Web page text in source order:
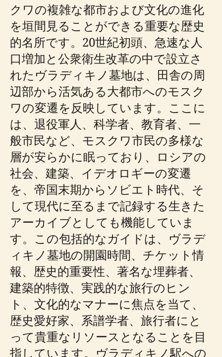
クワの複雑な都市および文化の進化
を垣間見ることができる重要な歴史
的名所です。20世紀初頭、急速な人
口増加と公衆衛生改革の中で設立さ
れたヴラディキノ墓地は、田舎の周
辺部から活気ある大都市へのモスク
ワの変遷を反映しています。ここに
は、退役軍人、科学者、教育者、一
般市民など、モスクワ市民の多様な
層が安らかに眠っており、ロシアの
社会、建築、イデオロギーの変遷
を、帝国末期からソビエト時代、そ
して現代に至るまで記録する生きた
アーカイブとしても機能していま
す。この包括的なガイドは、ヴラデ
ィキノ墓地の開園時間、チケット情
報、歴史的重要性、著名な埋葬者、
建築的特徴、実践的な旅行のヒン
ト、文化的なマナーに焦点を当て、
歴史愛好家、系譜学者、旅行者にと
って貴重なリソースとなることを目
指しています。ヴラディキノ駅への